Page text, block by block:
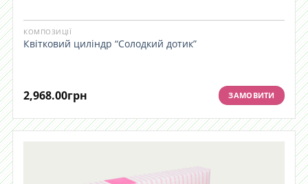
КОМПОЗИЦІЇ
Квітковий циліндр “Солодкий дотик”
2,968.00грн ЗАМОВИТИ